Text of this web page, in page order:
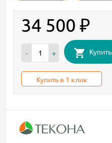
34 500 ₽
- + Купить
Купить в 1 клик